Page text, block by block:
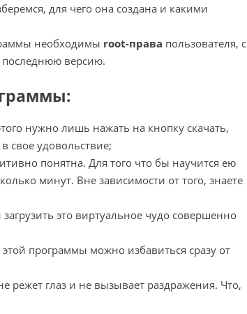
для чего она создана и какими
необходимы root-права пользователя, с
последнюю версию.
нужно лишь нажать на кнопку скачать,
свое удовольствие;
понятна. Для того что бы научится ею
минут. Вне зависимости от того, знаете
это виртуальное чудо совершенно
программы можно избавиться сразу от
режет глаз и не вызывает раздражения. Что,